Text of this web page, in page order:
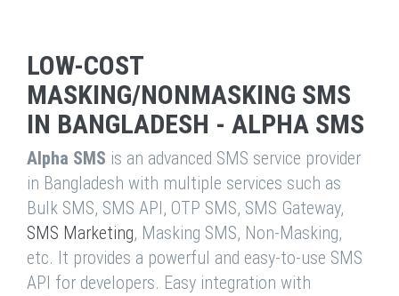
LOW-COST
MASKING/NONMASKING SMS
IN BANGLADESH - ALPHA SMS
Alpha SMS is an advanced SMS service provider
in Bangladesh with multiple services such as
Bulk SMS, SMS API, OTP SMS, SMS Gateway,
SMS Marketing, Masking SMS, Non-Masking,
etc. It provides a powerful and easy-to-use SMS
API for developers. Easy integration with